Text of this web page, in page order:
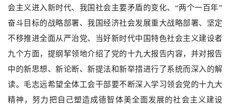
会主义进入新时代、我国社会主要矛盾的变化、“两个一百年”
奋斗目标的战略部署、我国经济社会发展重大战略部署、坚定
不移推进全面从严治党、当好新时代中国特色社会主义建设者
九个方面，提纲挈领地介绍了党的十九大报告内容，并对报告
中的新思想、新论断、新提法和新举措进行了系统而深入的解
读。毛志远希望全体工会干部要不断深入学习领会党的十九大
精神，努力把自己塑造成德智体美全面发展的社会主义建设